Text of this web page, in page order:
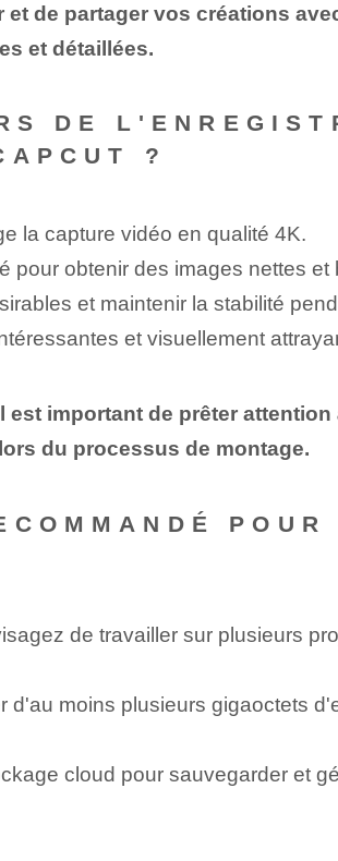
de partager vos créations
et détaillées.
DE
?
la capture vidéo en qualité 4K.
obtenir des images nettes et
et maintenir la stabilité
et visuellement
important de prêter attention
du processus de montage.
POUR
de travailler sur plusieurs
moins plusieurs gigaoctets
cloud pour sauvegarder et